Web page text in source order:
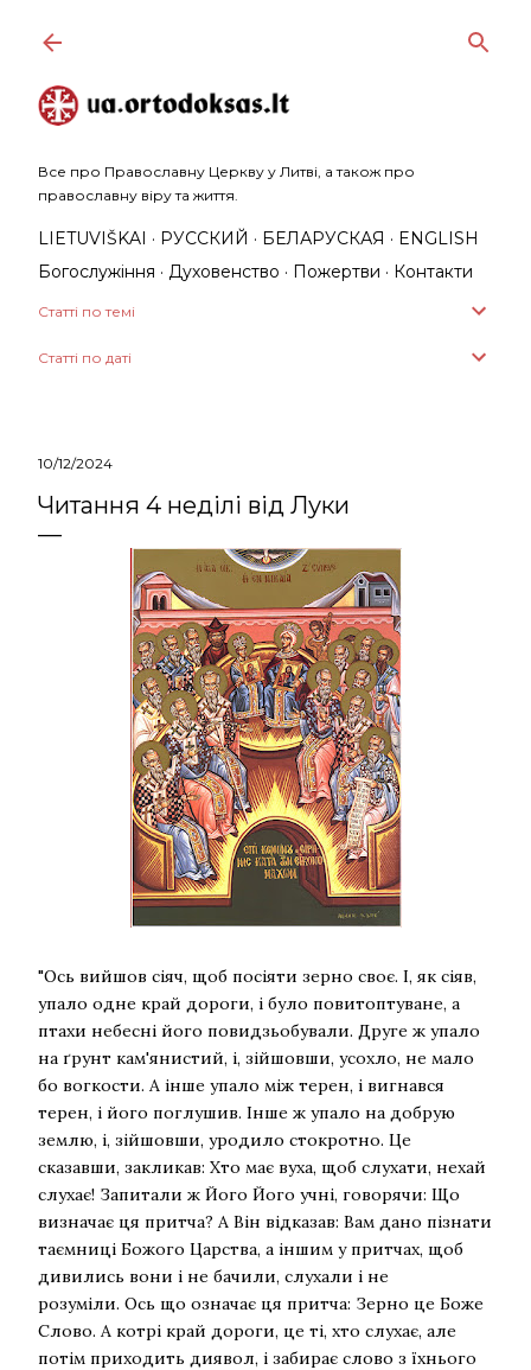
Все про Православну Церкву у Литві, а також про
православну віру та життя.
LIETUVIŠKAI РУССКИЙ БЕЛАРУСКАЯ
ENGLISH
Богослужіння
Духовенство Пожертви Контакти
Статті по темі
Статті по даті
10/12/2024
Читання 4 неділі від Луки
"Ось вийшов сіяч, щоб посіяти зерно своє. І, як сіяв,
упало одне край дороги, і було повитоптуване, а
птахи небесні його повидзьобували. Друге ж упало
на ґрунт кам'янистий, і, зійшовши, усохло, не мало
бо вогкости. А інше упало між терен, і вигнався
терен, і його поглушив. Інше ж упало на добрую
землю, і, зійшовши, уродило стокротно. Це
сказавши, закликав: Хто має вуха, щоб слухати, нехай
слухає! Запитали ж Його Його учні, говорячи: Що
визначає ця притча? А Він відказав: Вам дано пізнати
таємниці Божого Царства, а іншим у притчах, щоб
дивились вони і не бачили, слухали і не
розуміли. Ось що означає ця притча: Зерно це Боже
Слово. А котрі край дороги, це ті, хто слухає, але
потім приходить диявол, і забирає слово з їхнього